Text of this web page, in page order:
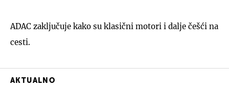
ADAC zaključuje kako su klasični motori i dalje češći na
cesti.
AKTUALNO